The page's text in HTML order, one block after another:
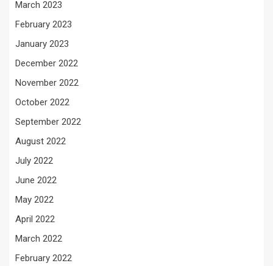
March 2023
February 2023
January 2023
December 2022
November 2022
October 2022
September 2022
August 2022
July 2022
June 2022
May 2022
April 2022
March 2022
February 2022